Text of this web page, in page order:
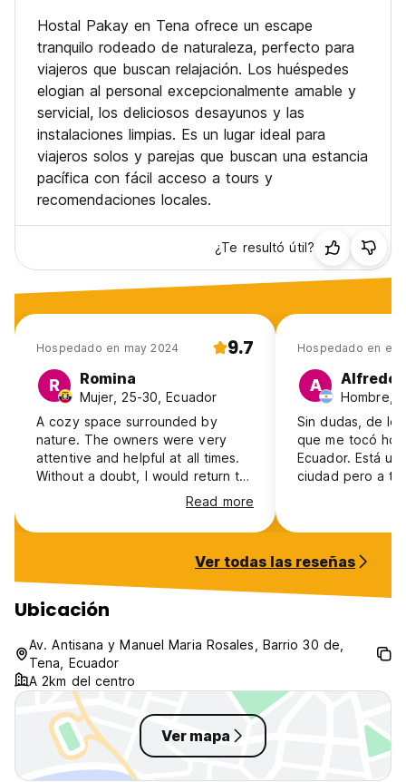
Hostal Pakay en Tena ofrece un escape
tranquilo rodeado de naturaleza, perfecto para
viajeros que buscan relajación. Los huéspedes
elogian al personal excepcionalmente amable y
servicial, los deliciosos desayunos y las
instalaciones limpias. Es un lugar ideal para
viajeros solos y parejas que buscan una estancia
pacífica con fácil acceso a tours y
recomendaciones locales.
¿Te resultó útil?
Hospedado en may 2024 9.7
R Romina
Mujer, 25-30, Ecuador
A cozy space surrounded by
nature. The owners were very
attentive and helpful at all times.
Without a doubt, I would return to
Read more
Hospedado en
A Alfredo
Hombre,
Sin dudas, de
que me tocó
Ecuador. Está
ciudad pero a
que te hacen
completísimo,
medialunas,
excelentes, las
fuertes y
la atención y
Ver todas las reseñas
Ubicación
Av. Antisana y Manuel Maria Rosales, Barrio 30 de,
Tena, Ecuador
A 2km del centro
Ver mapa